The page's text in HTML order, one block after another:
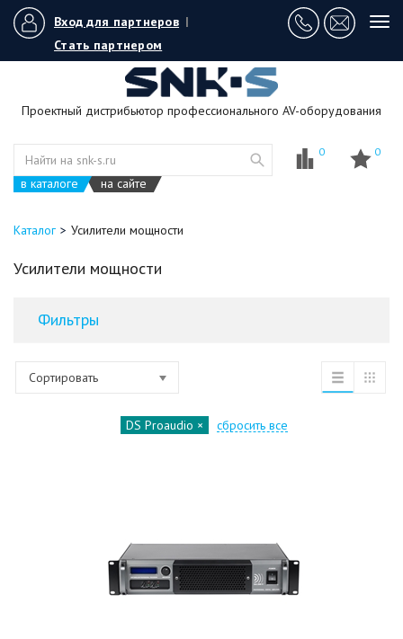
Вход для партнеров |
Стать партнером
Проектный дистрибьютор профессионального AV-оборудования
в каталоге на сайте
0 0
Каталог Усилители мощности
Усилители мощности
Фильтры
Сортировать
DS Proaudio сбросить все